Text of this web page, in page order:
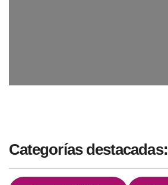
Categorías destacadas: